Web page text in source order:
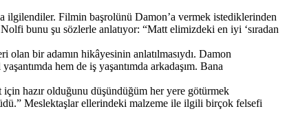
ilgilendiler. Filmin başrolünü Damon’a vermek istediklerinden
bunu şu sözlerle anlatıyor: “Matt elimizdeki en iyi ‘sıradan
olan bir adamın hikâyesinin anlatılmasıydı. Damon
hem de iş yaşantımda arkadaşım. Bana
hazır olduğunu düşündüğüm her yere götürmek
Meslektaşlar ellerindeki malzeme ile ilgili birçok felsefi